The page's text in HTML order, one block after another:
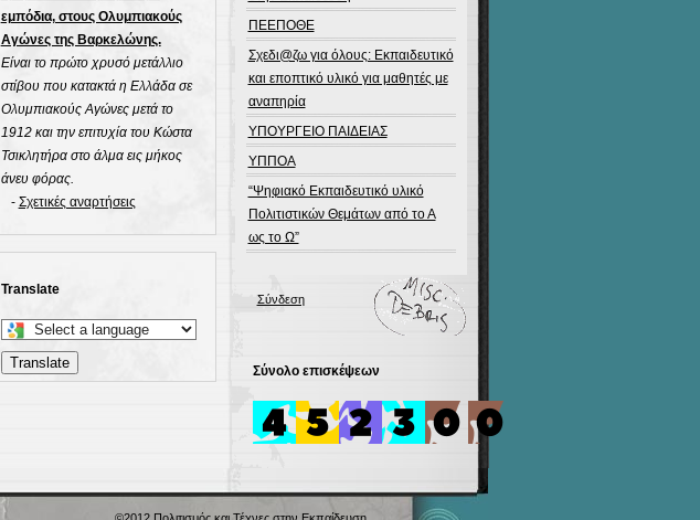
εμπόδια, στους Ολυμπιακούς
Αγώνες της Βαρκελώνης.
Είναι το πρώτο χρυσό μετάλλιο
στίβου που κατακτά η Ελλάδα σε
Ολυμπιακούς Αγώνες μετά το
1912 και την επιτυχία του Κώστα
Τσικλητήρα στο άλμα εις μήκος
άνευ φόρας.
- Σχετικές αναρτήσεις
Translate
Select
a
language
Translate
ΠΕΕΠΟΘΕ
Σχεδι@ζω για όλους: Εκπαιδευτικό
και εποπτικό υλικό για μαθητές με
αναπηρία
ΥΠΟΥΡΓΕΙΟ ΠΑΙΔΕΙΑΣ
ΥΠΠΟΑ
“Ψηφιακό Εκπαιδευτικό υλικό
Πολιτιστικών Θεμάτων από το Α
ως το Ω”
Σύνδεση
Σύνολο επισκέψεων
©2012 Πολιτισμός και Τέχνες στην Εκπαίδευση